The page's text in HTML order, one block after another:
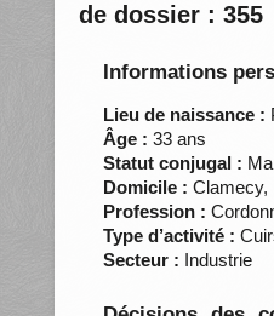
de dossier : 355
Informations
Lieu de naissance :
Âge : 33 ans
Statut conjugal :
Domicile : Clamecy,
Profession :
Type d’activité :
Secteur : Industrie